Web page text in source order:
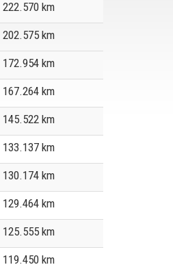
222.570 km
202.575 km
172.954 km
167.264 km
145.522 km
133.137 km
130.174 km
129.464 km
125.555 km
119.450 km